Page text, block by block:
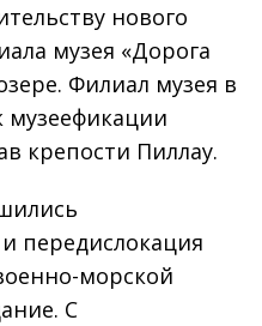
нового
музея «Дорога
Филиал музея в
музеефикации
крепости Пиллау.
передислокация
морской
С